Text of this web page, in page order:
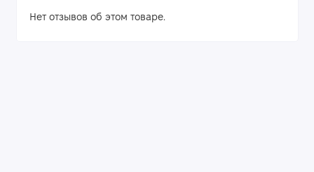
Нет отзывов об этом товаре.